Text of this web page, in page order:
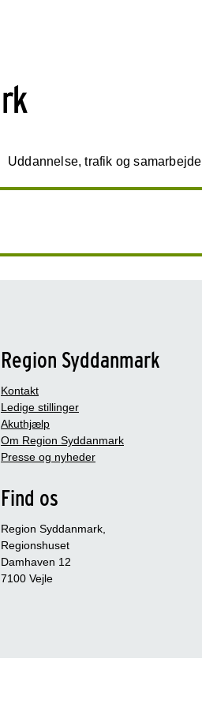
Uddannelse, trafik og samarbejde
Region Syddanmark
Kontakt
Ledige stillinger
Akuthjælp
Om Region Syddanmark
Presse og nyheder
Find os
Region Syddanmark,
Regionshuset
Damhaven 12
7100 Vejle